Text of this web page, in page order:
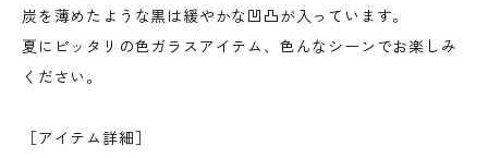
炭を薄めたような黒は緩やかな凹凸が入っています。
夏にピッタリの色ガラスアイテム、色んなシーンでお楽しみ
ください。
［アイテム詳細］